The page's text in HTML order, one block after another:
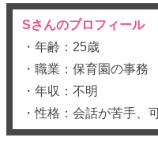
Sさんのプロフィール
・年齢：25歳
・職業：保育園の事務
・年収：不明
・性格：会話が苦手、